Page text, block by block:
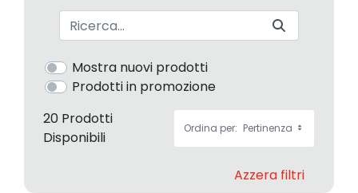
Barra di ricerca
Mostra nuovi prodotti
Prodotti in promozione
20 Prodotti
Disponibili
Ordina per: Pertinenza
Azzera filtri